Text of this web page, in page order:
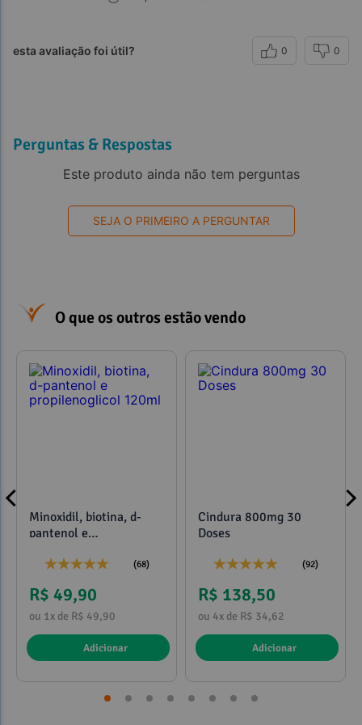
esta avaliação foi útil? 0 0
Perguntas & Respostas
Este produto ainda não tem perguntas
SEJA O PRIMEIRO A PERGUNTAR
O que os outros estão vendo
Minoxidil, biotina, d-
pantenol e
(68)
R$ 49,90
ou 1x de R$ 49,90
Adicionar
Cindura 800mg 30
Doses
(92)
R$ 138,50
ou 4x de R$ 34,62
Adicionar